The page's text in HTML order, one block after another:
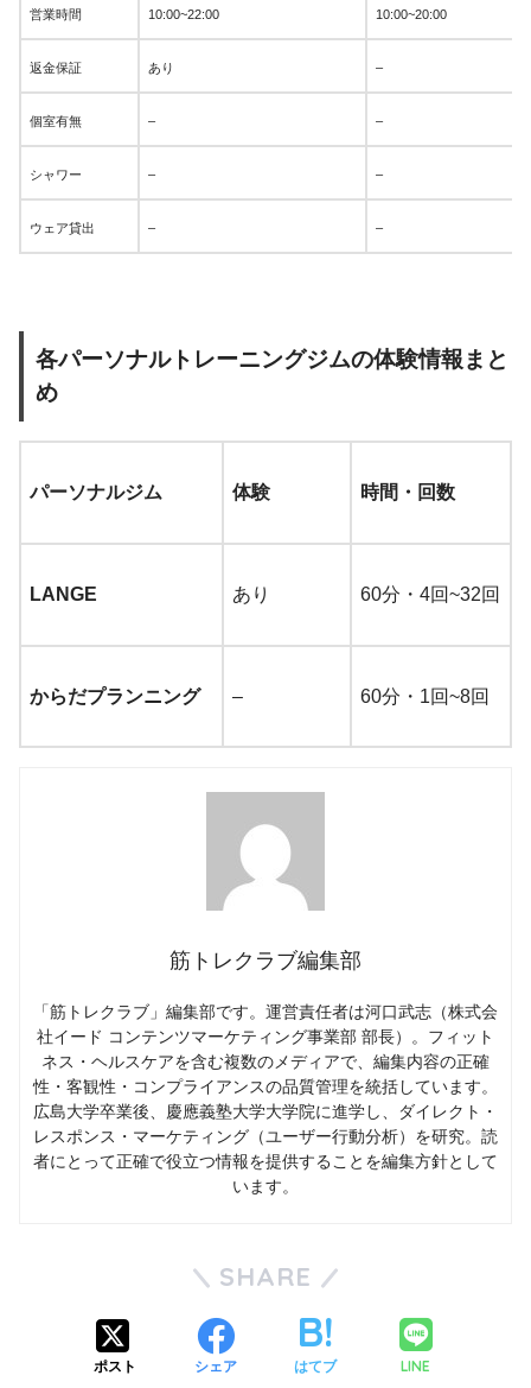
営業時間 10:00~22:00 10:00~20:00
返金保証 あり –
個室有無 – –
シャワー – –
ウェア貸出 – –
各パーソナルトレーニングジムの体験情報まと
め
パーソナルジム 体験 時間・回数
LANGE あり 60分・4回~32回
からだプランニング – 60分・1回~8回
筋トレクラブ編集部
「筋トレクラブ」編集部です。運営責任者は河口武志（株式会
社イード コンテンツマーケティング事業部 部長）。フィット
ネス・ヘルスケアを含む複数のメディアで、編集内容の正確
性・客観性・コンプライアンスの品質管理を統括しています。
広島大学卒業後、慶應義塾大学大学院に進学し、ダイレクト・
レスポンス・マーケティング（ユーザー行動分析）を研究。読
者にとって正確で役立つ情報を提供することを編集方針として
います。
SHARE
ポスト シェア はてブ LINE